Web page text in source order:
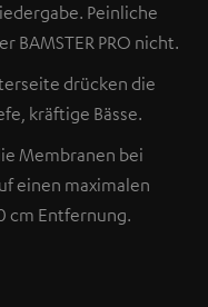
Peinliche
BAMSTER PRO nicht.
drücken die
kräftige Bässe.
Membranen bei
einen maximalen
cm Entfernung.